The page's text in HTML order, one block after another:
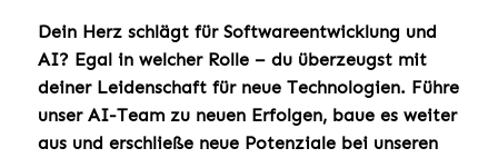
Dein Herz schlägt für Softwareentwicklung und
AI? Egal in welcher Rolle – du überzeugst mit
deiner Leidenschaft für neue Technologien. Führe
unser AI-Team zu neuen Erfolgen, baue es weiter
aus und erschließe neue Potenziale bei unseren